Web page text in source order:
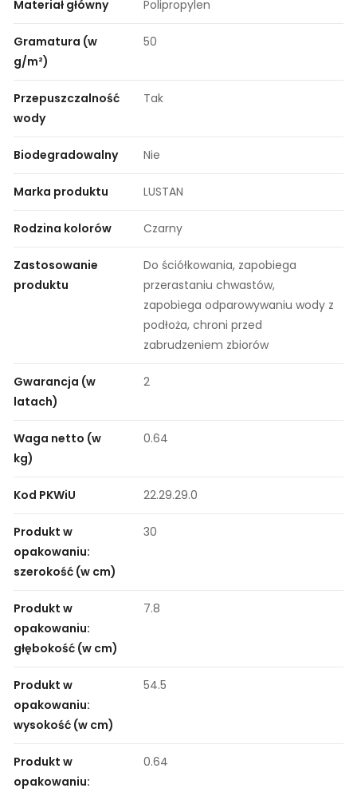
Materiał główny Polipropylen
Gramatura (w
g/m²)
50
Przepuszczalność
wody
Tak
Biodegradowalny Nie
Marka produktu LUSTAN
Rodzina kolorów Czarny
Zastosowanie
produktu
Do ściółkowania, zapobiega
przerastaniu chwastów,
zapobiega odparowywaniu wody z
podłoża, chroni przed
zabrudzeniem zbiorów
Gwarancja (w
latach)
2
Waga netto (w
kg)
0.64
Kod PKWiU 22.29.29.0
Produkt w
opakowaniu:
szerokość (w cm)
30
Produkt w
opakowaniu:
głębokość (w cm)
7.8
Produkt w
opakowaniu:
wysokość (w cm)
54.5
Produkt w
opakowaniu:
0.64